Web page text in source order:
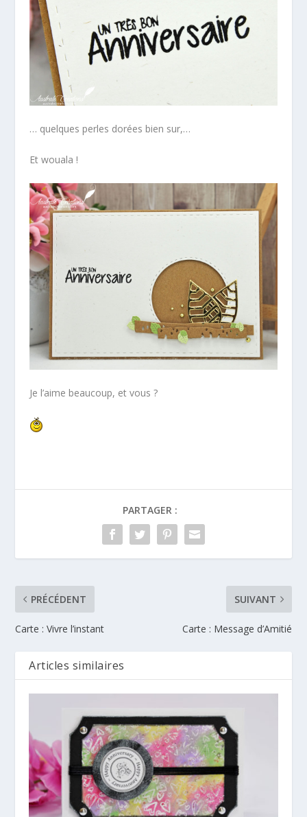
… quelques perles dorées bien sur,…
Et wouala !
Je l’aime beaucoup, et vous ?
PARTAGER :
PRÉCÉDENT
Carte : Vivre l’instant
SUIVANT
Carte : Message d’Amitié
Articles similaires